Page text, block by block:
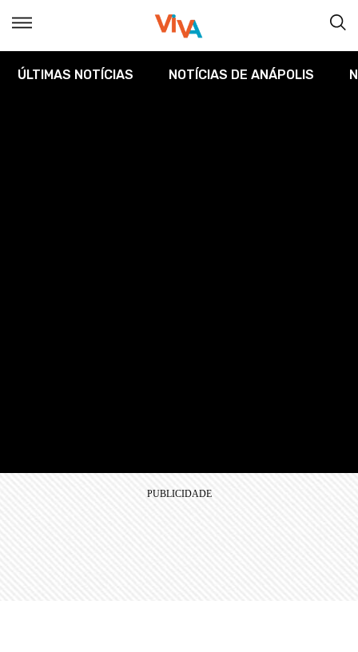
ÚLTIMAS NOTÍCIAS NOTÍCIAS DE ANÁPOLIS